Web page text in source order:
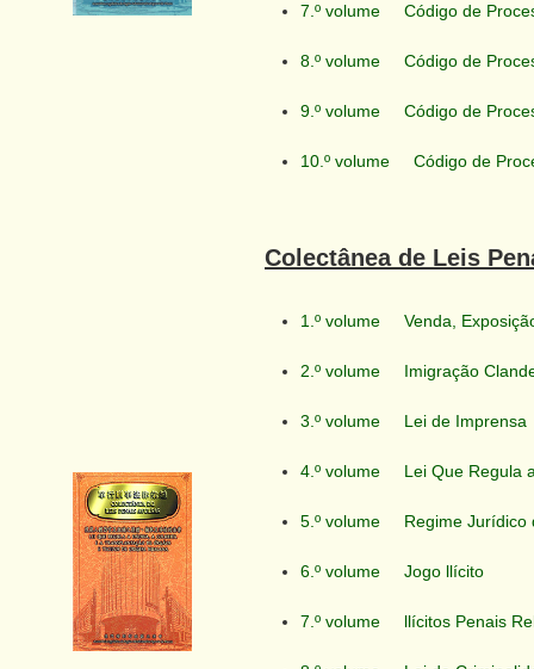
7.º volume Código de
8.º volume Código de
9.º volume Código de
10.º volume Código de
Colectânea de Leis
1.º volume Venda,
2.º volume Imigração
3.º volume Lei de Imprensa
4.º volume Lei Que Regula
5.º volume Regime Jurídico
6.º volume Jogo llícito
7.º volume llícitos Penais